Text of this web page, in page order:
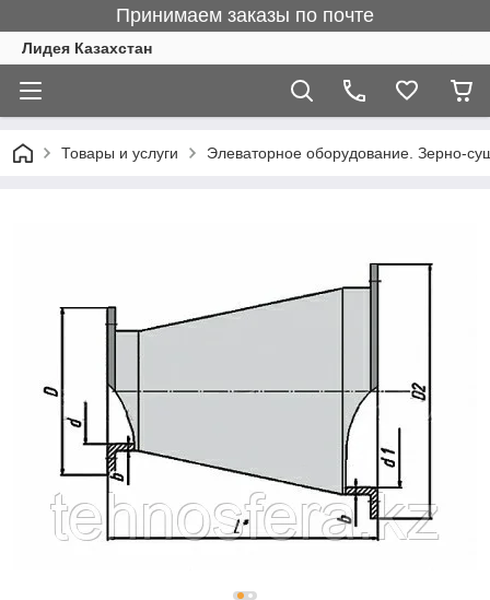
Принимаем заказы по почте
Лидея Казахстан
Товары и услуги Элеваторное оборудование. Зерно-